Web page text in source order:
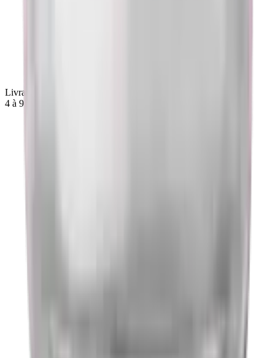
Livraison France
4 à 9 jours, suivie